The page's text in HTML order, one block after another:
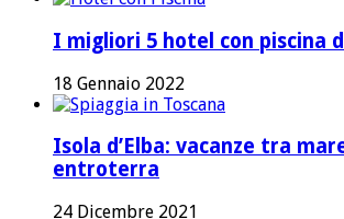
I migliori 5 hotel con piscina
18 Gennaio 2022
Isola d’Elba: vacanze tra
entroterra
24 Dicembre 2021